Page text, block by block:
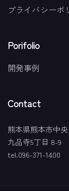
プライバシーポ
Porifolio
開発事例
Contact
熊本県熊本市中
九品寺5丁目 8-9
tel.096-371-1400